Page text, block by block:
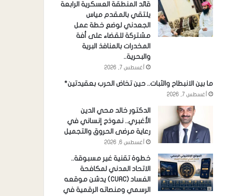
قائد المنطقة العسكرية الرابعة
يلتقي بالمقدم مياس
الجعدني لوضع خطة عمل
مشتركة للقضاء على أفة
المخدرات بالمنافذ البرية
والبحرية..
أغسطس 7, 2026
ما بين الانبطاح والثبات.. حين تخاض الحرب بعقيدتين*
أغسطس 7, 2026
الدكتور خالد محي الدين
الأغبري.. نموذج إنساني في
رعاية مرضى الحروق والتجميل
أغسطس 6, 2026
خطوة تقنية غير مسبوقة..
الاتحاد المدني لمكافحة
الفساد (CUAC) يدشن موقعه
الرسمي ومنصاته الرقمية في